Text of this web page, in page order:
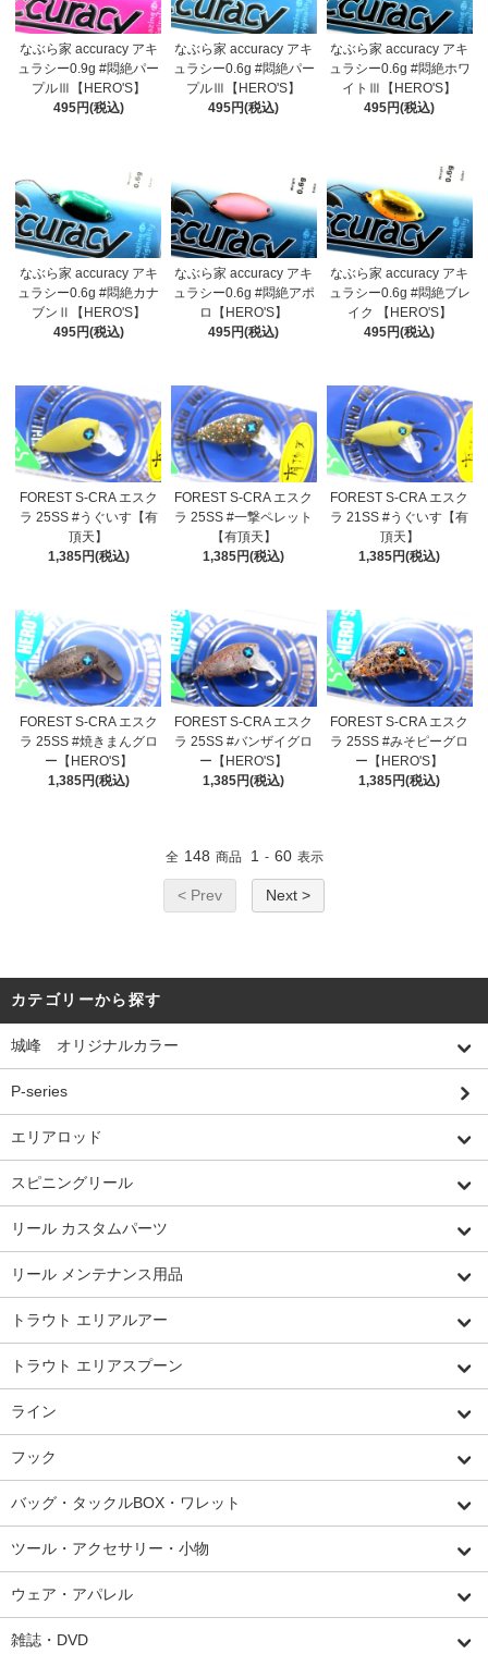
なぶら家 accuracy アキ
ュラシー0.9g #悶絶パー
プルⅢ【HERO'S】
495円(税込)
なぶら家 accuracy アキ
ュラシー0.6g #悶絶パー
プルⅢ【HERO'S】
495円(税込)
なぶら家 accuracy アキ
ュラシー0.6g #悶絶ホワ
イトⅢ【HERO'S】
495円(税込)
なぶら家 accuracy アキ
ュラシー0.6g #悶絶カナ
ブンⅡ【HERO'S】
495円(税込)
なぶら家 accuracy アキ
ュラシー0.6g #悶絶アポ
ロ【HERO'S】
495円(税込)
なぶら家 accuracy アキ
ュラシー0.6g #悶絶ブレ
イク 【HERO'S】
495円(税込)
FOREST S-CRA エスク
ラ 25SS #うぐいす【有
頂天】
1,385円(税込)
FOREST S-CRA エスク
ラ 25SS #一撃ペレット
【有頂天】
1,385円(税込)
FOREST S-CRA エスク
ラ 21SS #うぐいす【有
頂天】
1,385円(税込)
FOREST S-CRA エスク
ラ 25SS #焼きまんグロ
ー【HERO'S】
1,385円(税込)
FOREST S-CRA エスク
ラ 25SS #バンザイグロ
ー【HERO'S】
1,385円(税込)
FOREST S-CRA エスク
ラ 25SS #みそピーグロ
ー【HERO'S】
1,385円(税込)
全 148 商品 1 - 60 表示
< Prev Next >
カテゴリーから探す
城峰 オリジナルカラー
P-series
エリアロッド
スピニングリール
リール カスタムパーツ
リール メンテナンス用品
トラウト エリアルアー
トラウト エリアスプーン
ライン
フック
バッグ・タックルBOX・ワレット
ツール・アクセサリー・小物
ウェア・アパレル
雑誌・DVD